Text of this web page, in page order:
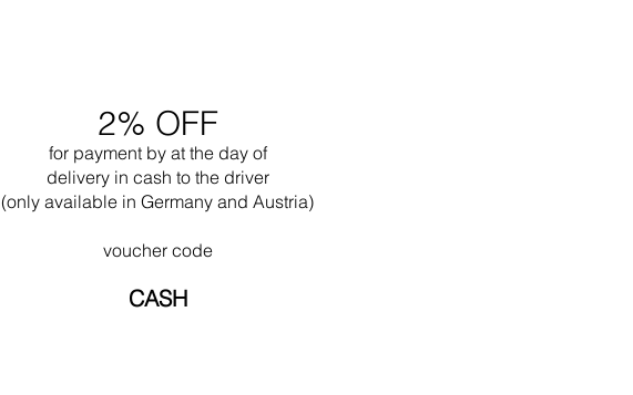
2% OFF
for payment by at the day of
delivery in cash to the driver
(only available in Germany and Austria)
voucher code
CASH